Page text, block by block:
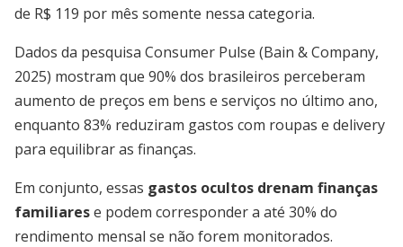
de R$ 119 por mês somente nessa categoria.
Dados da pesquisa Consumer Pulse (Bain & Company,
2025) mostram que 90% dos brasileiros perceberam
aumento de preços em bens e serviços no último ano,
enquanto 83% reduziram gastos com roupas e delivery
para equilibrar as finanças.
Em conjunto, essas gastos ocultos drenam finanças
familiarese podem corresponder a até 30% do
rendimento mensal se não forem monitorados.